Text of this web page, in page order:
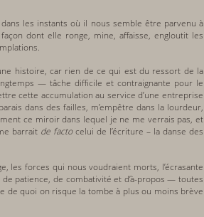
les instants où il nous semble être parvenu à
dont elle ronge, mine, affaisse, engloutit les
histoire, car rien de ce qui est du ressort de la
— tâche difficile et contraignante pour le
cette accumulation au service d’une entreprise
dans des failles, m’empêtre dans la lourdeur,
ce miroir dans lequel je ne me verrais pas, et
barrait de factocelui de l’écriture – la danse des
les forces qui nous voudraient morts, l’écrasante
patience, de combativité et d’à-propos — toutes
de quoi on risque la tombe à plus ou moins brève